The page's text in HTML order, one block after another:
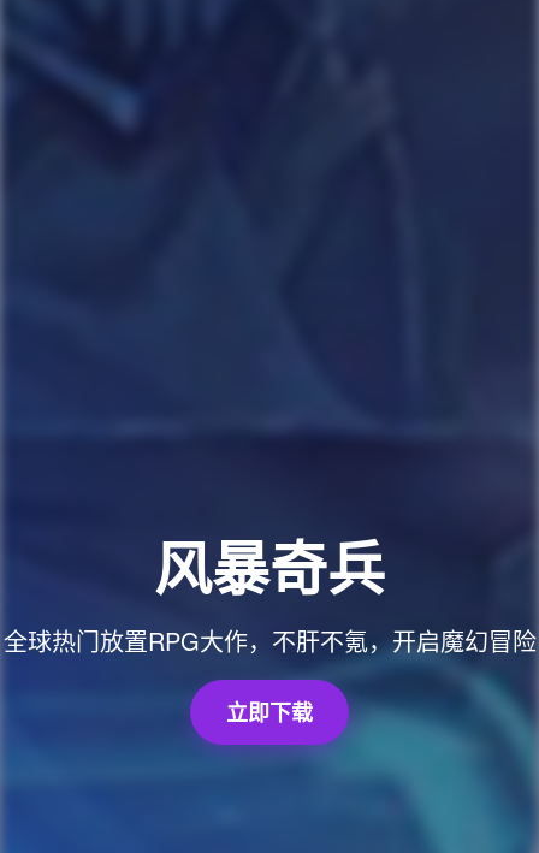
风暴奇兵
全球热门放置RPG大作，不肝不氪，开启魔幻冒险
立即下载